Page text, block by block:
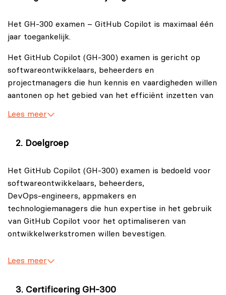
Het GH‑300 examen – GitHub Copilot is maximaal één
jaar toegankelijk.
Het GitHub Copilot (GH‑300) examen is gericht op
softwareontwikkelaars, beheerders en
projectmanagers die hun kennis en vaardigheden willen
aantonen op het gebied van het efficiënt inzetten van
Lees meer
Doelgroep
Het GitHub Copilot (GH‑300) examen is bedoeld voor
softwareontwikkelaars, beheerders,
DevOps‑engineers, appmakers en
technologiemanagers die hun expertise in het gebruik
van GitHub Copilot voor het optimaliseren van
ontwikkelwerkstromen willen bevestigen.
Lees meer
Certificering GH‑300